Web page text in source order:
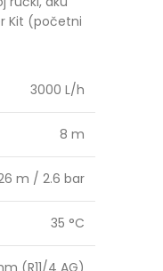
Kit (početni
3000 L/h
8 m
m / 2.6 bar
35 °C
(R11/4 AG)